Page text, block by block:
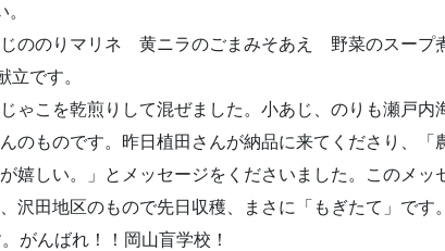
ののりマリネ 黄ニラのごまみそあえ 野菜のスー
立です。
ゃこを乾煎りして混ぜました。小あじ、のりも瀬戸
のものです。昨日植田さんが納品に来てくださり、
嬉しい。」とメッセージをくださいました。このメ
沢田地区のもので先日収穫、まさに「もぎたて」です
がんばれ！！岡山盲学校！